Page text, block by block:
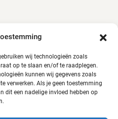
wij technologieën zoals
op te slaan en/of te raadplegen.
kunnen wij gegevens zoals
verwerken. Als je geen toestemming
dit een nadelige invloed hebben op